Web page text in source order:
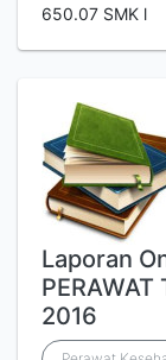
650.07 SMK l
Laporan
2016